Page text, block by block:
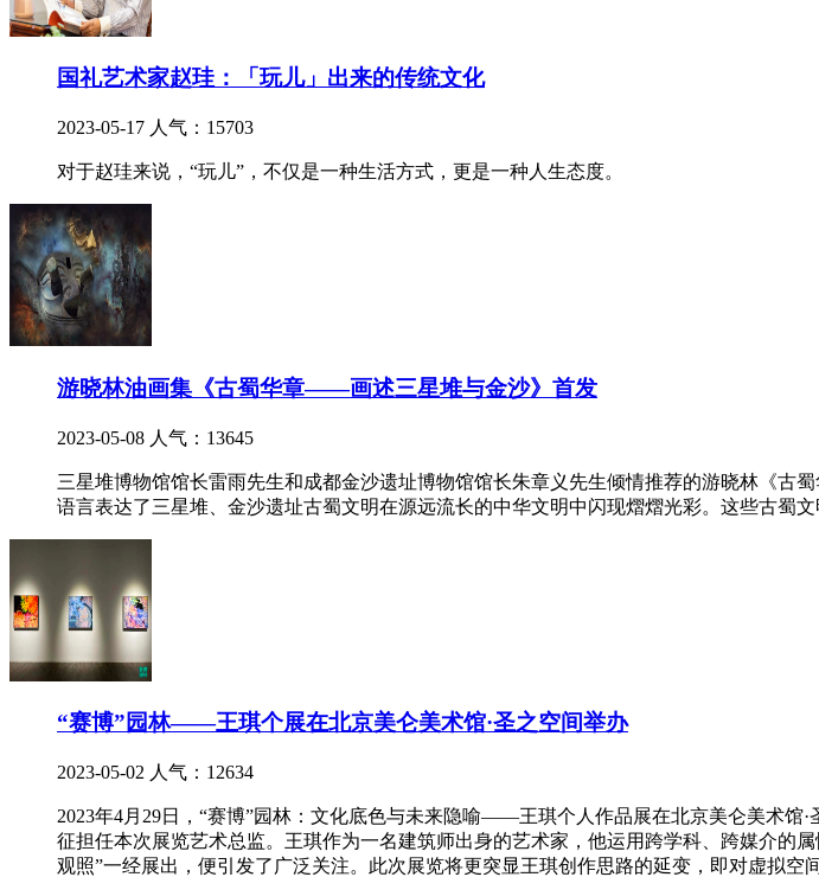
国礼艺术家赵珪：「玩儿」出来的传统文化
2023-05-17 人气：15703
对于赵珪来说，“玩儿”，不仅是一种生活方式，更是一种人生态度。
游晓林油画集《古蜀华章——画述三星堆与金沙》首发
2023-05-08 人气：13645
三星堆博物馆馆长雷雨先生和成都金沙遗址博物馆馆长朱章义先生倾情推荐的游晓林《
语言表达了三星堆、金沙遗址古蜀文明在源远流长的中华文明中闪现熠熠光彩。这些古蜀
“赛博”园林——王琪个展在北京美仑美术馆·圣之空间举办
2023-05-02 人气：12634
2023年4月29日，“赛博”园林：文化底色与未来隐喻——王琪个人作品展在北京美仑美术
征担任本次展览艺术总监。王琪作为一名建筑师出身的艺术家，他运用跨学科、跨媒介的
观照”一经展出，便引发了广泛关注。此次展览将更突显王琪创作思路的延变，即对虚拟空